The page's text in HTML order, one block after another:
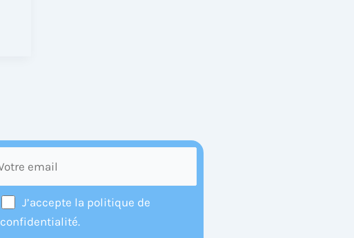
J’accepte la politique de
confidentialité.